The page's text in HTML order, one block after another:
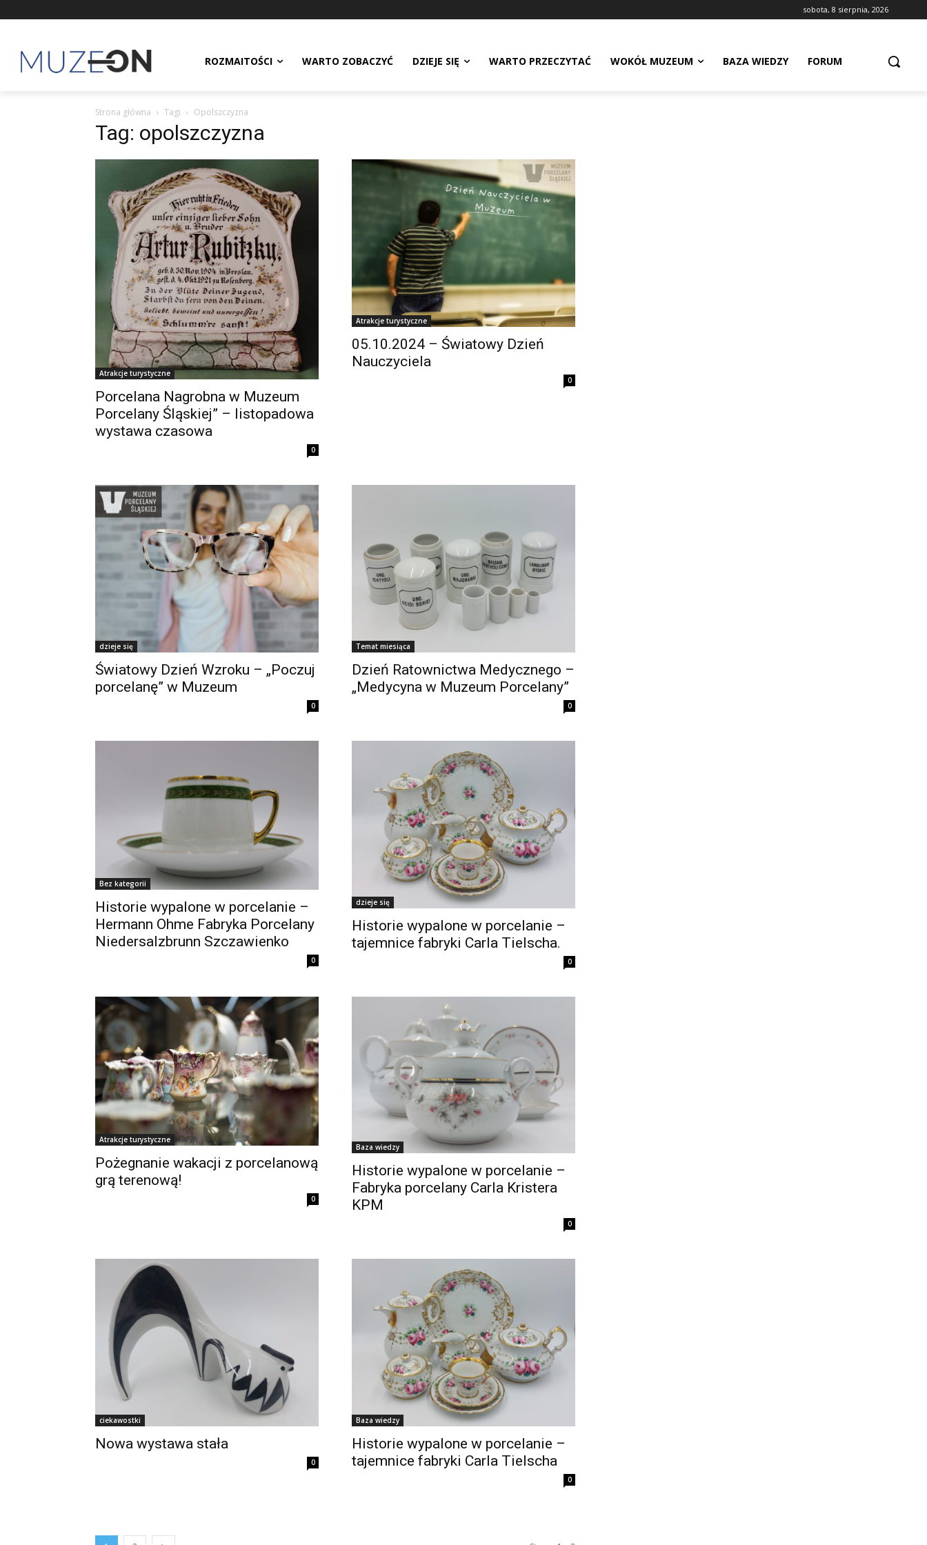
sobota, 8 sierpnia, 2026
ROZMAITOŚCI WARTO ZOBACZYĆ DZIEJE SIĘ WARTO PRZECZYTAĆ WOKÓŁ MUZEUM BAZA WIEDZY FORUM
Strona główna Tagi Opolszczyzna
Tag: opolszczyzna
Atrakcje turystyczne
Porcelana Nagrobna w Muzeum
Porcelany Śląskiej” – listopadowa
wystawa czasowa
0
Atrakcje turystyczne
05.10.2024 – Światowy Dzień
Nauczyciela
0
dzieje się
Światowy Dzień Wzroku – „Poczuj
porcelanę” w Muzeum
0
Temat miesiąca
Dzień Ratownictwa Medycznego –
„Medycyna w Muzeum Porcelany”
0
Bez kategorii
Historie wypalone w porcelanie –
Hermann Ohme Fabryka Porcelany
Niedersalzbrunn Szczawienko
0
dzieje się
Historie wypalone w porcelanie –
tajemnice fabryki Carla Tielscha.
0
Atrakcje turystyczne
Pożegnanie wakacji z porcelanową
grą terenową!
0
Baza wiedzy
Historie wypalone w porcelanie –
Fabryka porcelany Carla Kristera
KPM
0
ciekawostki
Nowa wystawa stała
0
Baza wiedzy
Historie wypalone w porcelanie –
tajemnice fabryki Carla Tielscha
0